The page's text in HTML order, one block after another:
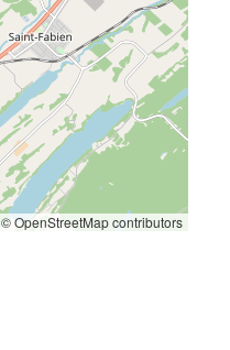
© OpenStreetMap contributors